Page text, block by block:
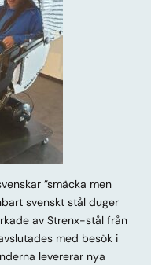
”smäcka men
svenskt stål duger
av Strenx-stål från
med besök i
levererar nya